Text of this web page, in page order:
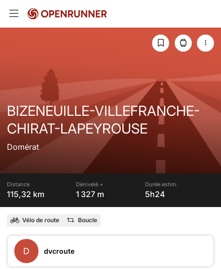
BIZENEUILLE-VILLEFRANCHE-
CHIRAT-LAPEYROUSE
Domérat
Distance
115,32 km
Dénivelé +
1 327 m
Durée estim.
5h24
Vélo de route Boucle
D dvcroute